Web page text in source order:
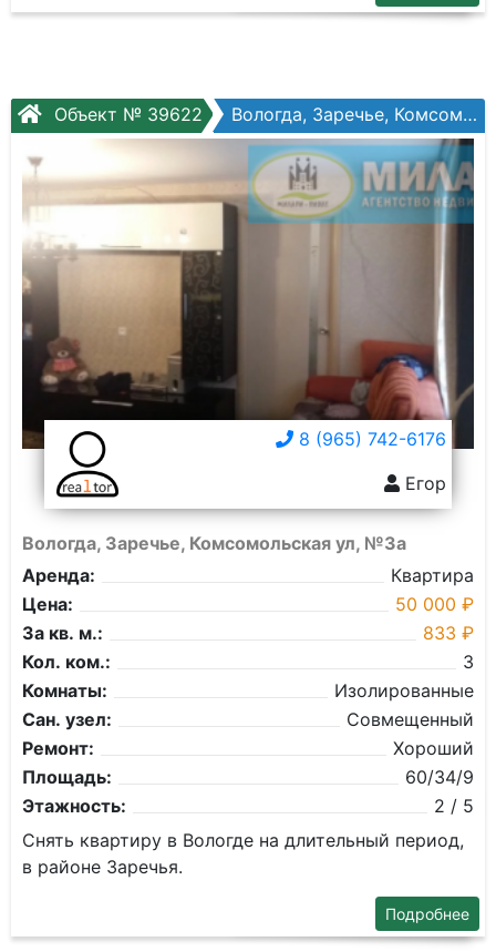
Объект № 39622 Вологда, Заречье, Комсомольская ул, №3а
8 (965) 742-6176
Егор
Вологда, Заречье, Комсомольская ул, №3а
Аренда:
Квартира
Цена:
50 000 ₽
За кв. м.:
833 ₽
Кол. ком.:
3
Комнаты:
Изолированные
Сан. узел:
Совмещенный
Ремонт:
Хороший
Площадь:
60/34/9
Этажность:
2 / 5
Снять квартиру в Вологде на длительный период,
в районе Заречья.
Подробнее